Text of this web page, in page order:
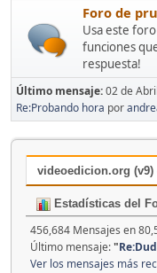
Foro de
Usa este
funciones
respuesta!
Último mensaje:02 de
Re:Probando hora por
videoedicion.org
Estadísticas del
456,684 Mensajes en
Último mensaje:"
Ver los mensajes más